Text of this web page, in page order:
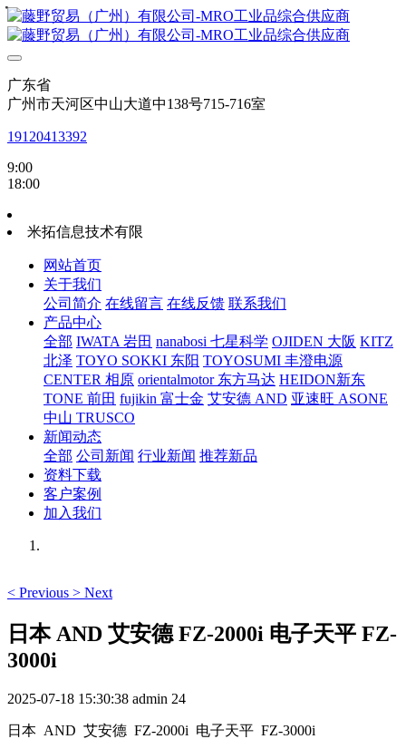
广东省
广州市天河区中山大道中138号715-716室
19120413392
9:00
18:00
米拓信息技术有限
网站首页
关于我们
公司简介 在线留言 在线反馈 联系我们
产品中心
全部 IWATA 岩田 nanabosi 七星科学 OJIDEN 大阪 KITZ
北泽 TOYO SOKKI 东阳 TOYOSUMI 丰澄电源
CENTER 相原 orientalmotor 东方马达 HEIDON新东
TONE 前田 fujikin 富士金 艾安德 AND 亚速旺 ASONE
中山 TRUSCO
新闻动态
全部 公司新闻 行业新闻 推荐新品
资料下载
客户案例
加入我们
< Previous > Next
日本 AND 艾安德 FZ-2000i 电子天平 FZ-
3000i
2025-07-18 15:30:38 admin 24
日本 AND 艾安德 FZ-2000i 电子天平 FZ-3000i
・
・
・
・
・
・
・
・